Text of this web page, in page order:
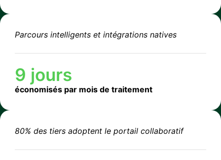
Parcours intelligents et intégrations natives
9 jours
économisés par mois de traitement
80% des tiers adoptent le portail collaboratif